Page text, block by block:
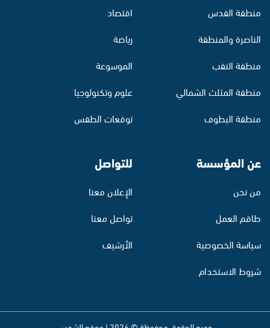
منطقة القدس
الناصرة والمنطقة
منطقة النقب
منطقة المثلث الشمالي
منطقة البطوف
اقتصاد
رياضة
الموسوعة
علوم وتكنولوجيا
توقعات الطقس
عن المؤسسة
من نحن
طاقم العمل
سياسة الخصوصية
شروط الاستخدام
للتواصل
الإعلان معنا
تواصل معنا
الأرشيف